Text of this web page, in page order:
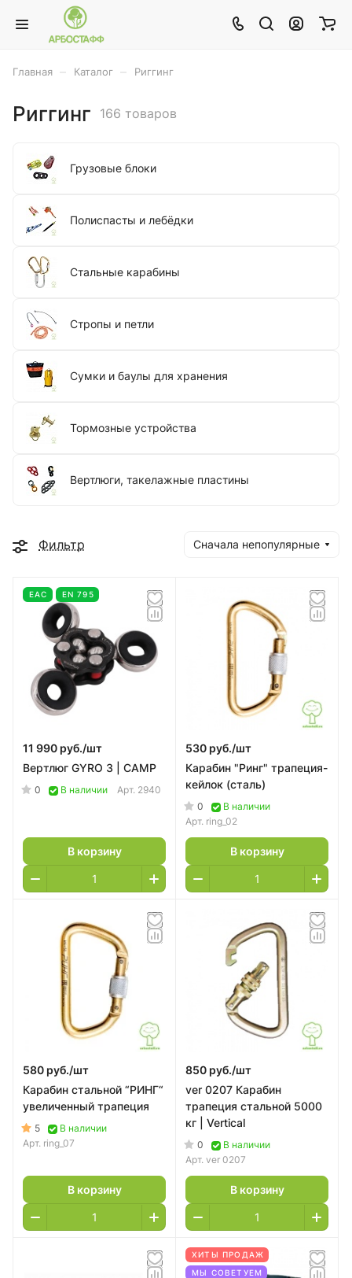
Главная Каталог Риггинг
Риггинг 166 товаров
Грузовые блоки
Полиспасты и лебёдки
Стальные карабины
Стропы и петли
Сумки и баулы для хранения
Тормозные устройства
Вертлюги, такелажные пластины
Фильтр Сначала непопулярные
EAC EN 795
11 990 руб./шт
Вертлюг GYRO 3 | CAMP
0 В наличии Арт. 2940
В корзину
530 руб./шт
Карабин "Ринг" трапеция-
кейлок (сталь)
0
В наличии
Арт. ring_02
В корзину
580 руб./шт
Карабин стальной “РИНГ“
увеличенный трапеция
5
В наличии
Арт. ring_07
В корзину
850 руб./шт
ver 0207 Карабин
трапеция стальной 5000
кг | Vertical
0
В наличии
Арт. ver 0207
В корзину
ХИТЫ ПРОДАЖ
МЫ СОВЕТУЕМ